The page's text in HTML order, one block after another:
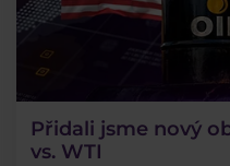
Přidali jsme nový
vs. WTI